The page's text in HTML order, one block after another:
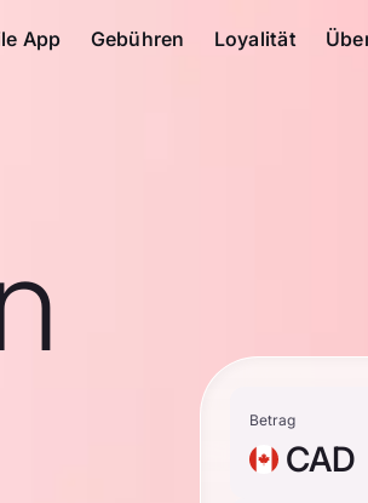
App Gebühren Loyalität
Betrag
CAD